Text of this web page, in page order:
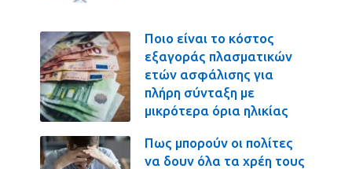
Ποιο είναι το κόστος
εξαγοράς πλασματικών
ετών ασφάλισης για
πλήρη σύνταξη με
μικρότερα όρια ηλικίας
Πως μπορούν οι πολίτες
να δουν όλα τα χρέη τους